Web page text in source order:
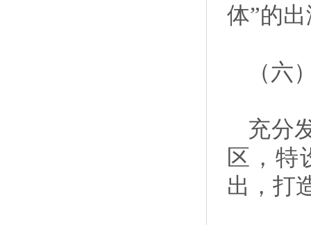
体”的
（六
充分
区，特
出，打